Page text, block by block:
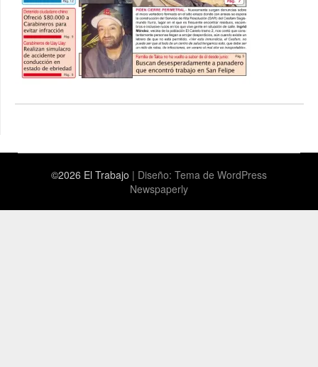
©2026 El Trabajo | Diseño: Tema de WordPress
Newspaperly